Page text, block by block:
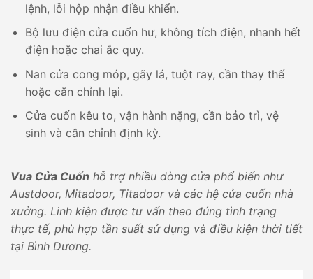
lệnh, lỗi hộp nhận điều khiển.
Bộ lưu điện cửa cuốn hư, không tích điện, nhanh hết
điện hoặc chai ắc quy.
Nan cửa cong móp, gãy lá, tuột ray, cần thay thế
hoặc căn chỉnh lại.
Cửa cuốn kêu to, vận hành nặng, cần bảo trì, vệ
sinh và cân chỉnh định kỳ.
Vua Cửa Cuốn hỗ trợ nhiều dòng cửa phổ biến như
Austdoor, Mitadoor, Titadoor và các hệ cửa cuốn nhà
xưởng. Linh kiện được tư vấn theo đúng tình trạng
thực tế, phù hợp tần suất sử dụng và điều kiện thời tiết
tại Bình Dương.